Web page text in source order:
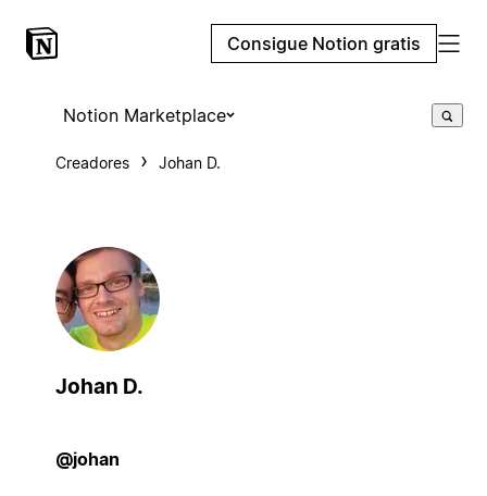
Consigue Notion gratis
Notion Marketplace
Creadores Johan D.
Johan D.
@johan